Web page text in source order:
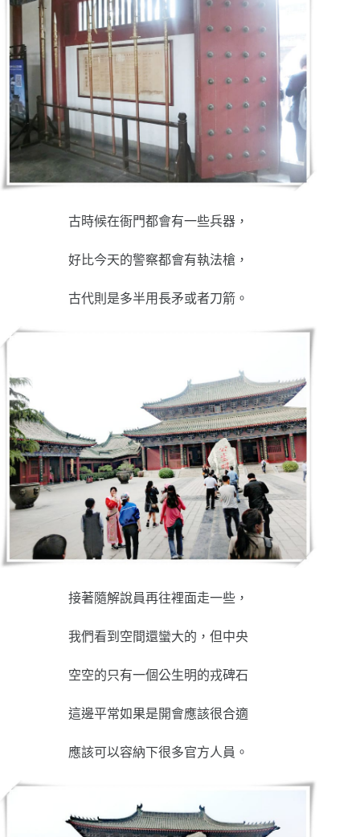
古時候在衙門都會有一些兵器，
好比今天的警察都會有執法槍，
古代則是多半用長矛或者刀箭。
接著隨解說員再往裡面走一些，
我們看到空間還蠻大的，但中央
空空的只有一個公生明的戎碑石
這邊平常如果是開會應該很合適
應該可以容納下很多官方人員。